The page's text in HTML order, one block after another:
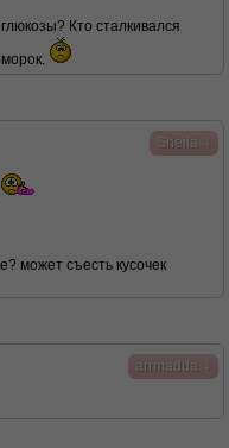
Кто сталкивался
Sheila
может съесть кусочек
arrmadda